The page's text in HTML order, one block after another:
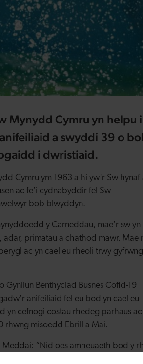
Mynydd Cymru yn helpu i
a swyddi 39 o
i dwristiaid.
Cymru ym 1963 a hi yw'r Sw hynaf
ac fe'i cydnabyddir fel Sw
bob blwyddyn.
y Carneddau, mae'r sw yn
primatau a chathod mawr. Mae
ac yn cael eu rheoli trwy
Benthyciad Busnes Cofid-19
anifeiliaid fel eu bod yn cael eu
yn cefnogi costau rhedeg parhaus ac
misoedd Ebrill a Mai.
Meddai: “Nid oes amheuaeth bod y